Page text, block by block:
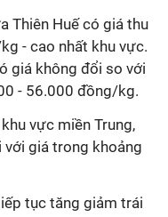
Thiên Huế có giá thu
- cao nhất khu vực.
giá không đổi so với
- 56.000 đồng/kg.
vực miền Trung,
với giá trong khoảng
tục tăng giảm trái